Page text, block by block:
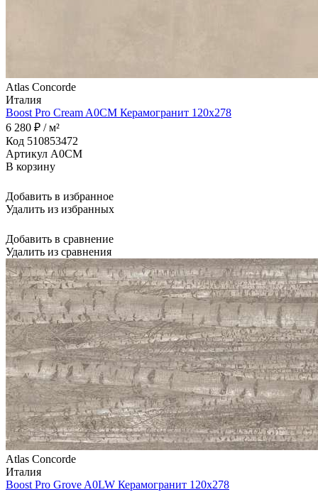
Atlas Concorde
Италия
Boost Pro Cream A0CM Керамогранит 120x278
6 280 ₽ / м²
Код 510853472
Артикул A0CM
В корзину
Добавить в избранное
Удалить из избранных
Добавить в сравнение
Удалить из сравнения
Atlas Concorde
Италия
Boost Pro Grove A0LW Керамогранит 120x278